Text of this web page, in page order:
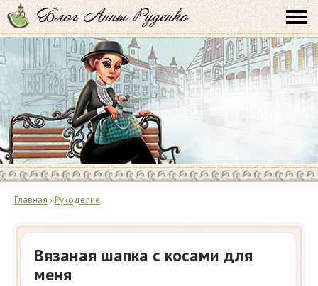
Главная › Рукоделие
Вязаная шапка с косами для
меня